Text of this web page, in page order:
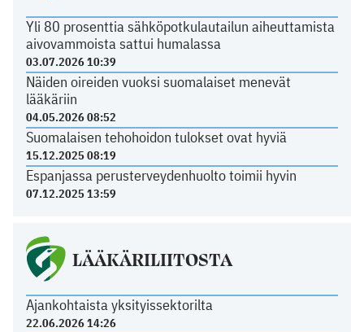
Yli 80 prosenttia sähköpotkulautailun aiheuttamista
aivovammoista sattui humalassa
03.07.2026 10:39
Näiden oireiden vuoksi suomalaiset menevät
lääkäriin
04.05.2026 08:52
Suomalaisen tehohoidon tulokset ovat hyviä
15.12.2025 08:19
Espanjassa perusterveydenhuolto toimii hyvin
07.12.2025 13:59
LÄÄKÄRILIITOSTA
Ajankohtaista yksityissektorilta
22.06.2026 14:26